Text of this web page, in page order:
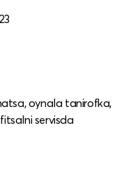
oynala tanirofka,
servisda